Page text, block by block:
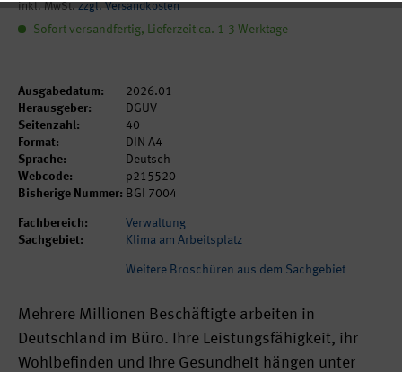
inkl. MwSt. zzgl. Versandkosten
Sofort versandfertig, Lieferzeit ca. 1-3 Werktage
Ausgabedatum:
2026.01
Herausgeber:
DGUV
Seitenzahl:
40
Format:
DIN A4
Sprache:
Deutsch
Webcode:
p215520
Bisherige Nummer: BGI 7004
Fachbereich:
Verwaltung
Sachgebiet:
Klima am Arbeitsplatz
Weitere Broschüren aus dem Sachgebiet
Mehrere Millionen Beschäftigte arbeiten in
Deutschland im Büro. Ihre Leistungsfähigkeit, ihr
Wohlbefinden und ihre Gesundheit hängen unter